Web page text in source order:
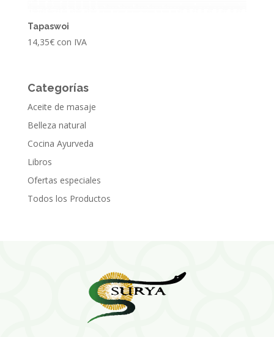
Tapaswoi
14,35€ con IVA
Categorías
Aceite de masaje
Belleza natural
Cocina Ayurveda
Libros
Ofertas especiales
Todos los Productos